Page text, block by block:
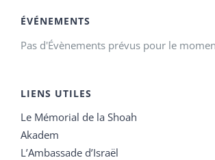
ÉVÉNEMENTS
Pas d'Évènements prévus pour le
LIENS UTILES
Le Mémorial de la Shoah
Akadem
L’Ambassade d’Israël